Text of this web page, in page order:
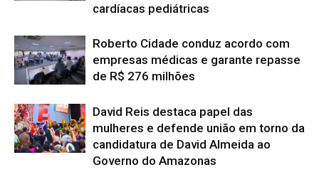
cardíacas pediátricas
Roberto Cidade conduz acordo com
empresas médicas e garante repasse
de R$ 276 milhões
David Reis destaca papel das
mulheres e defende união em torno da
candidatura de David Almeida ao
Governo do Amazonas